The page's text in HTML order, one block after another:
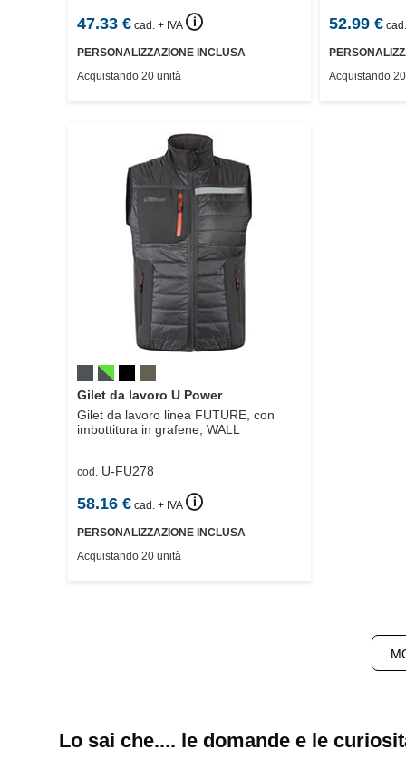
47.33 € cad. + IVA 🛈
PERSONALIZZAZIONE INCLUSA
Acquistando 20 unità
52.99€
Acquistando
Gilet da lavoro U Power
Gilet da lavoro linea FUTURE, con
imbottitura in grafene, WALL
cod. U-FU278
58.16 € cad. + IVA 🛈
PERSONALIZZAZIONE INCLUSA
Acquistando 20 unità
Lo sai che.... le domande e le